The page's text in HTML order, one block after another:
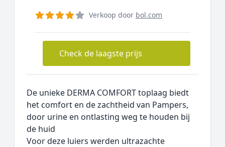
Verkoop door bol.com
Check de laagste prijs
De unieke DERMA COMFORT toplaag biedt
het comfort en de zachtheid van Pampers,
door urine en ontlasting weg te houden bij
de huid
Voor deze luiers werden ultrazachte